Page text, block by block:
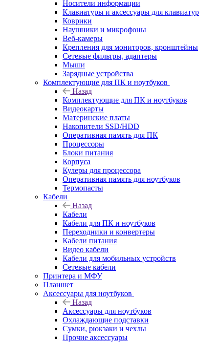
Носители информации
Клавиатуры и аксессуары для клавиатур
Коврики
Наушники и микрофоны
Веб-камеры
Крепления для мониторов, кронштейны
Сетевые фильтры, адаптеры
Мыши
Зарядные устройства
Комплектующие для ПК и ноутбуков
Назад
Комплектующие для ПК и ноутбуков
Видеокарты
Материнские платы
Накопители SSD/HDD
Оперативная память для ПК
Процессоры
Блоки питания
Корпуса
Кулеры для процессора
Оперативная память для ноутбуков
Термопасты
Кабели
Назад
Кабели
Кабели для ПК и ноутбуков
Переходники и конвертеры
Кабели питания
Видео кабели
Кабели для мобильных устройств
Сетевые кабели
Принтера и МФУ
Планшет
Аксессуары для ноутбуков
Назад
Аксессуары для ноутбуков
Охлаждающие подставки
Сумки, рюкзаки и чехлы
Прочие аксессуары